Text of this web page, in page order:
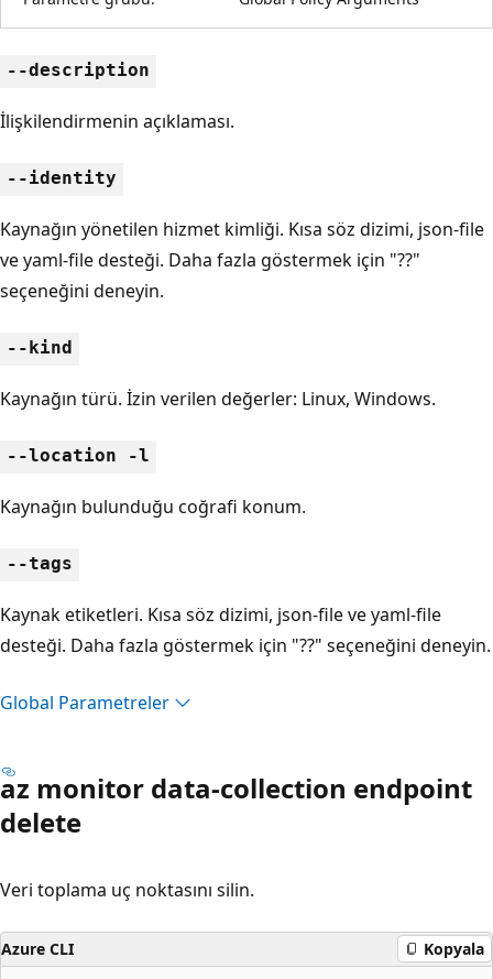
--description
İlişkilendirmenin açıklaması.
--identity
Kaynağın yönetilen hizmet kimliği. Kısa söz dizimi, json-file
ve yaml-file desteği. Daha fazla göstermek için "??"
seçeneğini deneyin.
--kind
Kaynağın türü. İzin verilen değerler: Linux, Windows.
--location -l
Kaynağın bulunduğu coğrafi konum.
--tags
Kaynak etiketleri. Kısa söz dizimi, json-file ve yaml-file
desteği. Daha fazla göstermek için "??" seçeneğini deneyin.
Global Parametreler
az monitor data-collection endpoint
delete
Veri toplama uç noktasını silin.
Azure CLI Kopyala